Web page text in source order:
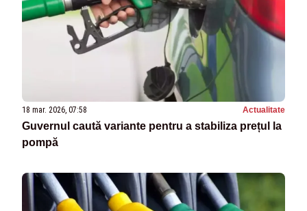
18 mar. 2026, 07:58 Actualitate
Guvernul caută variante pentru a stabiliza prețul la
pompă